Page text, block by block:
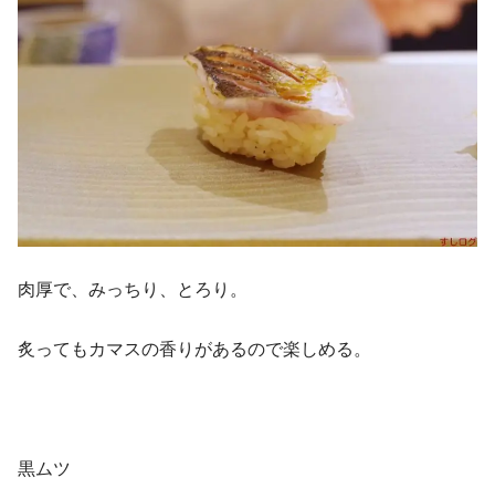
肉厚で、みっちり、とろり。
炙ってもカマスの香りがあるので楽しめる。
黒ムツ